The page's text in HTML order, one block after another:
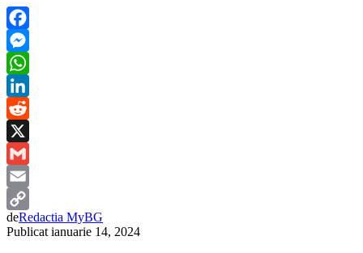
Facebook
Messenger
WhatsApp
LinkedIn
Reddit
X
Gmail
Email
Copy
deRedactia MyBG
Publicat ianuarie 14, 2024